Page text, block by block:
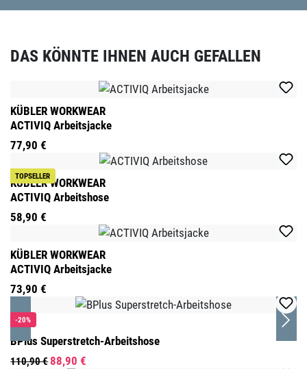
DAS KÖNNTE IHNEN AUCH GEFALLEN
Produktgalerie überspringen
KÜBLER WORKWEAR
ACTIVIQ Arbeitsjacke
77,90 €
TOPSELLER
KÜBLER WORKWEAR
ACTIVIQ Arbeitshose
58,90 €
KÜBLER WORKWEAR
ACTIVIQ Arbeitsjacke
73,90 €
-20%
BP
BPlus Superstretch-Arbeitshose
110,90 €88,90 €